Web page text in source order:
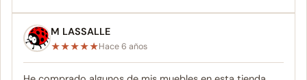
M LASSALLE
★★★★★Hace 6 años